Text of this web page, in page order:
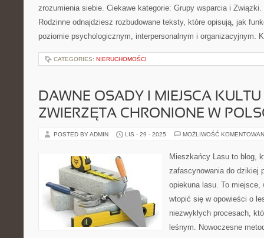
zrozumienia siebie. Ciekawe kategorie: Grupy wsparcia i
Rodzinne odnajdziesz rozbudowane teksty, które opisują, jak
poziomie psychologicznym, interpersonalnym i organizacyjnym.
CATEGORIES: NIERUCHOMOŚCI
DAWNE OSADY I MIEJSCA
ZWIERZĘTA CHRONIONE W
POSTED BY ADMIN LIS - 29 - 2025 MOŻLIWOŚĆ
Mieszkańcy Lasu to blog,
zafascynowania do dzikiej
opiekuna lasu. To
wtopić się w opowieści o
niezwykłych procesach,
leśnym. Nowoczesne